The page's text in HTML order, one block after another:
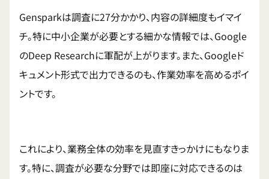
Gensparkは調査に27分かかり、内容の詳細度もイマイ
チ。特に中小企業が必要とする細かな情報では、Google
のDeep Researchに軍配が上がります。また、Googleド
キュメント形式で出力できるのも、作業効率を高めるポイ
ントです。
これにより、業務全体の効率を見直すきっかけにもなりま
す。特に、調査が必要な分野では即座に対応できるのは